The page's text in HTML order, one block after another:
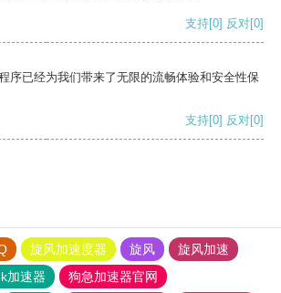
支持[0] 反对[0]
序已经为我们带来了无限的流畅体验和安全性保
支持[0] 反对[0]
旋风加速度器 旋风
旋风加速
加速器
狗急加速器官网